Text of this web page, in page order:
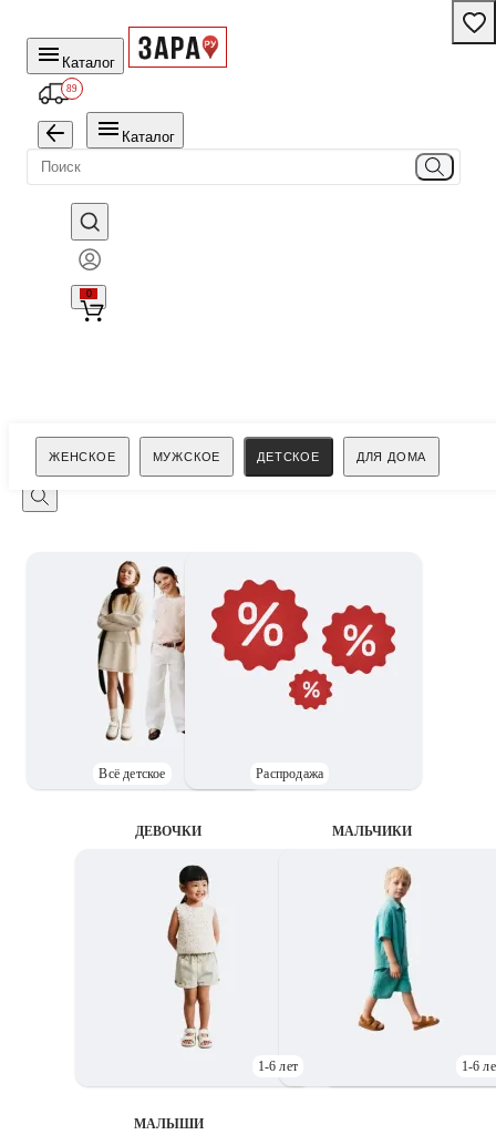
Каталог
89
Каталог
0
ЖЕНСКОЕ МУЖСКОЕ ДЕТСКОЕ ДЛЯ ДОМА
Поиск
Всё детское Распродажа
ДЕВОЧКИ
1-6 лет
MАЛЬЧИКИ
1-6
МАЛЫШИ